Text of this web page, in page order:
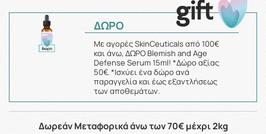
ΔΩΡΟ
Με αγορές SkinCeuticals από 100€
και άνω, ΔΩΡΟ Blemish and Age
Defense Serum 15ml! *Δώρο αξίας
50€. *Ισχύει ένα δώρο ανά
παραγγελία και έως εξαντλήσεως
των αποθεμάτων.
Δωρεάν Μεταφορικά άνω των 70€ μέχρι 2kg